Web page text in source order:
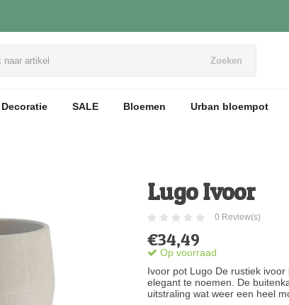
Zoeken
Decoratie SALE Bloemen Urban bloempot
Lugo Ivoor
0 Review(s)
€34,49
Op voorraad
Ivoor pot Lugo De rustiek
elegant te noemen. De
uitstraling wat weer een heel